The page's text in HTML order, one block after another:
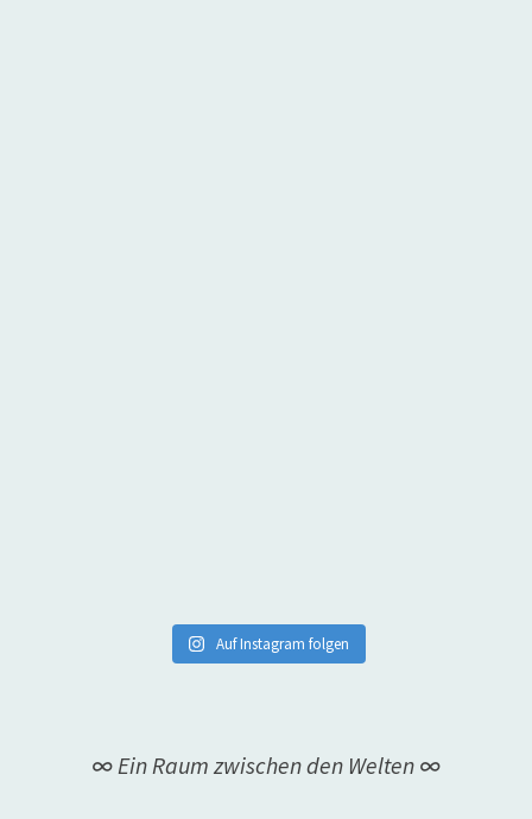
Auf Instagram folgen
∞ Ein Raum zwischen den Welten ∞